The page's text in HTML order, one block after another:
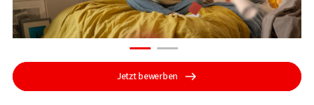
Jetzt bewerben